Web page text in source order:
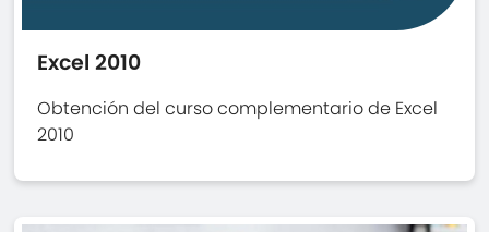
Excel 2010
Obtención del curso complementario de Excel
2010